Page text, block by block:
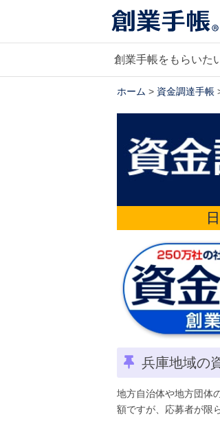
創業手帳をもらいた
ホーム > 資金調達手帳
兵庫地域の
地方自治体や地方団体
額ですが、応募者が限